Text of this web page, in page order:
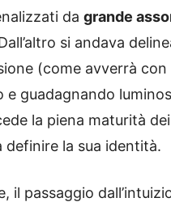
da grande
si andava
(come avverrà con
guadagnando
la piena maturità
definire la sua identità.
il passaggio